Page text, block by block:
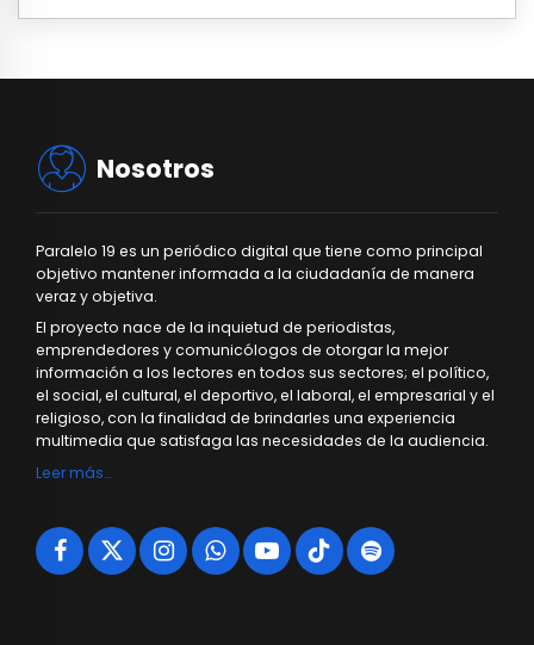
Nosotros
Paralelo 19 es un periódico digital que tiene como principal
objetivo mantener informada a la ciudadanía de manera
veraz y objetiva.
El proyecto nace de la inquietud de periodistas,
emprendedores y comunicólogos de otorgar la mejor
información a los lectores en todos sus sectores; el político,
el social, el cultural, el deportivo, el laboral, el empresarial y el
religioso, con la finalidad de brindarles una experiencia
multimedia que satisfaga las necesidades de la audiencia.
Leer más…